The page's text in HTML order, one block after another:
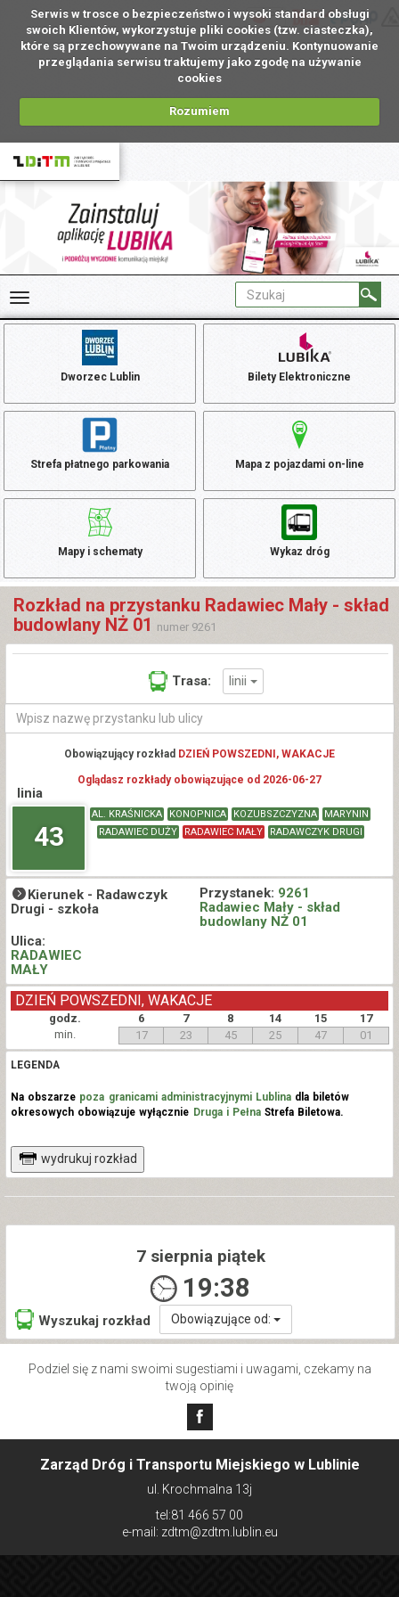
Serwis w trosce o bezpieczeństwo i wysoki standard obsługi
swoich Klientów, wykorzystuje pliki cookies (tzw. ciasteczka),
które są przechowywane na Twoim urządzeniu. Kontynuowanie
przeglądania serwisu traktujemy jako zgodę na używanie
cookies
Rozumiem
PL
Dworzec Lublin Bilety Elektroniczne
Strefa płatnego parkowania Mapa z pojazdami on-line
Mapy i schematy Wykaz dróg
Rozkład na przystanku Radawiec Mały - skład
budowlany NŻ 01
numer 9261
Trasa: linii
Obowiązujący rozkład DZIEŃ POWSZEDNI, WAKACJE
Oglądasz rozkłady obowiązujące od 2026-06-27
linia
43
AL. KRAŚNICKA KONOPNICA KOZUBSZCZYZNA
MARYNIN
RADAWIEC DUŻY
RADAWIEC MAŁY RADAWCZYK DRUGI
Kierunek - Radawczyk
Drugi - szkoła
Przystanek: 9261
Radawiec Mały - skład
budowlany NŻ 01
Ulica:
RADAWIEC
MAŁY
godz. 6 7 8 14 15 17
DZIEŃ POWSZEDNI, WAKACJE
min. 17 23 45 25 47 01
LEGENDA
Na obszarze poza granicami administracyjnymi Lublinadla biletów
okresowych obowiązuje wyłącznie Druga i PełnaStrefa Biletowa.
wydrukuj rozkład
7 sierpnia piątek
19:38
Wyszukaj rozkład Obowiązujące od:
Podziel się z nami swoimi sugestiami i uwagami, czekamy na
twoją opinię
Zarząd Dróg i Transportu Miejskiego w Lublinie
ul. Krochmalna 13j
tel:81 466 57 00
e-mail: zdtm@zdtm.lublin.eu